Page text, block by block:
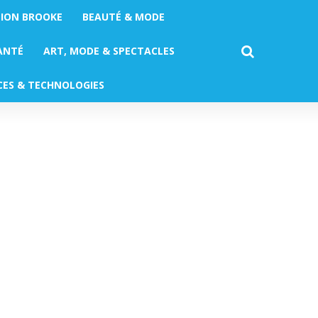
BROOKE BEAUTÉ & MODE
ART, MODE & SPECTACLES
& TECHNOLOGIES